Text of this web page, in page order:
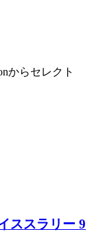
からセレクト
ススラリー 9